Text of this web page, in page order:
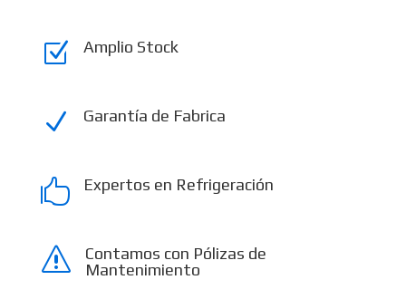
Z Amplio Stock
N Garantía de Fabrica
 Expertos en Refrigeración
s
Contamos con Pólizas de
Mantenimiento